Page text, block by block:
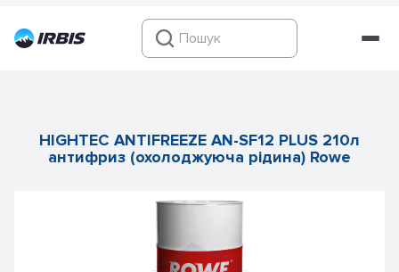
HIGHTEC ANTIFREEZE AN-SF12 PLUS 210л
антифриз (охолоджуюча рідина) Rowe